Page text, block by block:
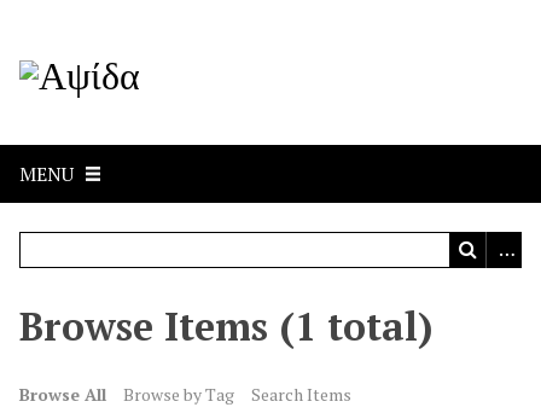
MENU
Browse Items (1 total)
Browse All Browse by Tag Search Items